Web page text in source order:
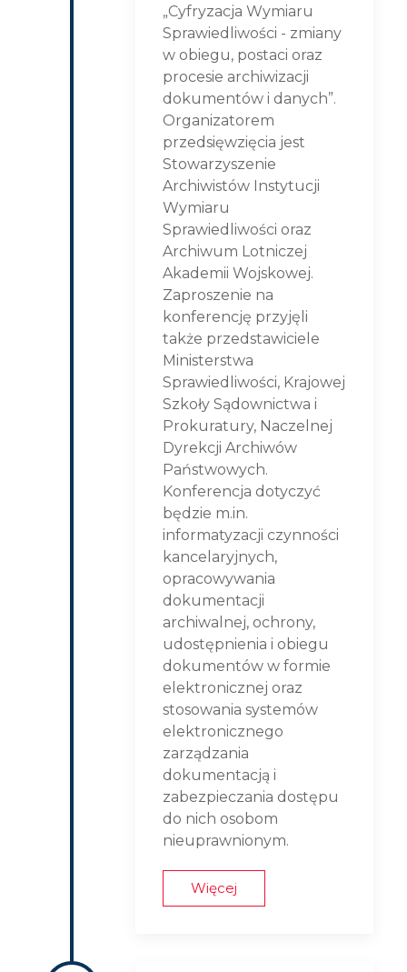
„Cyfryzacja Wymiaru
Sprawiedliwości - zmiany
w obiegu, postaci oraz
procesie archiwizacji
dokumentów i danych”.
Organizatorem
przedsięwzięcia jest
Stowarzyszenie
Archiwistów Instytucji
Wymiaru
Sprawiedliwości oraz
Archiwum Lotniczej
Akademii Wojskowej.
Zaproszenie na
konferencję przyjęli
także przedstawiciele
Ministerstwa
Sprawiedliwości, Krajowej
Szkoły Sądownictwa i
Prokuratury, Naczelnej
Dyrekcji Archiwów
Państwowych.
Konferencja dotyczyć
będzie m.in.
informatyzacji czynności
kancelaryjnych,
opracowywania
dokumentacji
archiwalnej, ochrony,
udostępnienia i obiegu
dokumentów w formie
elektronicznej oraz
stosowania systemów
elektronicznego
zarządzania
dokumentacją i
zabezpieczania dostępu
do nich osobom
nieuprawnionym.
Więcej